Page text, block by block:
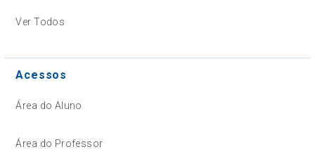
Ver Todos
Acessos
Área do Aluno
Área do Professor